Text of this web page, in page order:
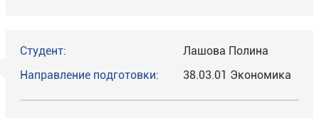
Студент:
Направление подготовки:
Лашова Полина
38.03.01 Экономика